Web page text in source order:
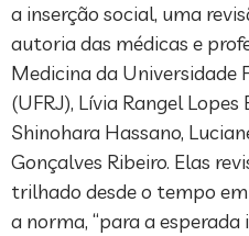
a inserção social, uma
autoria das médicas e
Medicina da Universidade
(UFRJ), Lívia Rangel
Shinohara Hassano,
Gonçalves Ribeiro. Elas
trilhado desde o tempo
a norma, “para a